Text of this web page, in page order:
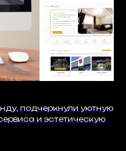
подчеркнули уютную
и эстетическую